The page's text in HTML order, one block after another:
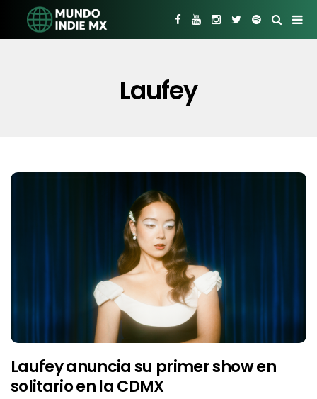
Laufey
Laufey anuncia su primer show en
solitario en la CDMX